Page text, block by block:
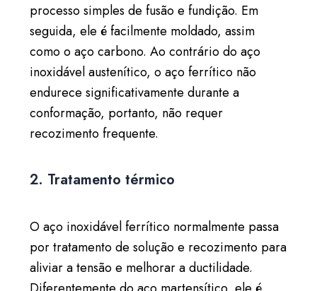
processo simples de fusão e fundição. Em
seguida, ele é facilmente moldado, assim
como o aço carbono. Ao contrário do aço
inoxidável austenítico, o aço ferrítico não
endurece significativamente durante a
conformação, portanto, não requer
recozimento frequente.
2. Tratamento térmico
O aço inoxidável ferrítico normalmente passa
por tratamento de solução e recozimento para
aliviar a tensão e melhorar a ductilidade.